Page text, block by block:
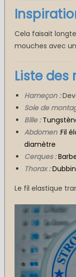
Cela faisait
mouches avec
Liste des
Hameçon :
Soie de
Bille :
Abdomen :Fil
diamètre
Cerques :
Thorax :
Le fil elastique